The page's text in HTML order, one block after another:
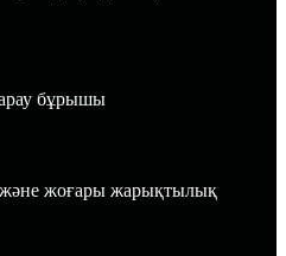
бұрышы
жоғары жарықтылық